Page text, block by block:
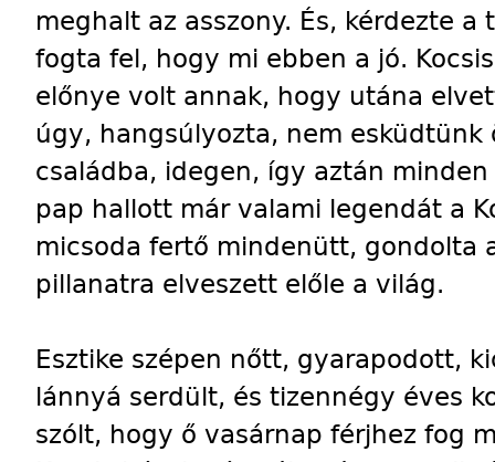
meghalt az asszony. És, kérdezte
fogta fel, hogy mi ebben a jó.
előnye volt annak, hogy utána
úgy, hangsúlyozta, nem esküdtünk
családba, idegen, így aztán
pap hallott már valami legendát a
micsoda fertő mindenütt, gondolta
pillanatra elveszett előle a világ.
Esztike szépen nőtt, gyarapodott,
lánnyá serdült, és tizennégy éves
szólt, hogy ő vasárnap férjhez fog